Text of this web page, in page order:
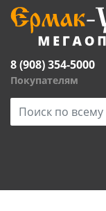
8 (908) 354-5000
Покупателям